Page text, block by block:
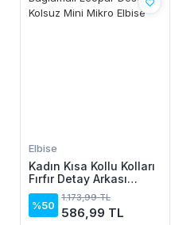
Elbise
Kadın Kısa Kollu Kolları
Fırfır Detay Arkası
Bağlamalı Leopar
Desen Kolsuz Mini
Mikro Elbise
%50
1.173,99 TL
586,99 TL